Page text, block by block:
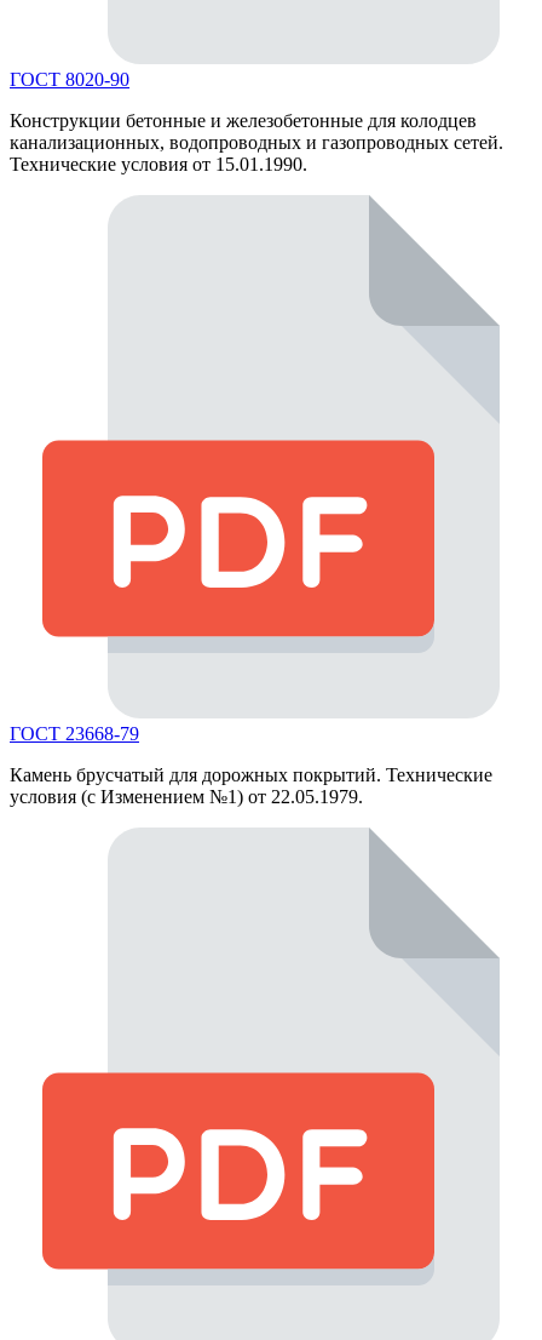
ГОСТ 8020-90
Конструкции бетонные и железобетонные для колодцев
канализационных, водопроводных и газопроводных сетей.
Технические условия от 15.01.1990.
ГОСТ 23668-79
Камень брусчатый для дорожных покрытий. Технические
условия (с Изменением №1) от 22.05.1979.